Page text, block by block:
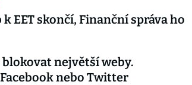
EET skončí, Finanční správa ho
největší weby.
nebo Twitter